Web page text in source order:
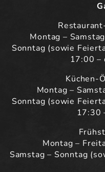
Montag –
Sonntag (sowie
17:00 –
Küchen-
Montag –
Sonntag (sowie
17:30
Montag –
Samstag – Sonntag